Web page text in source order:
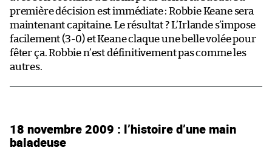
première décision est immédiate : Robbie Keane sera
maintenant capitaine. Le résultat ? L’Irlande s’impose
facilement (3-0) et Keane claque une belle volée pour
fêter ça. Robbie n’est définitivement pas comme les
autres.
18 novembre 2009 : l’histoire d’une main
baladeuse